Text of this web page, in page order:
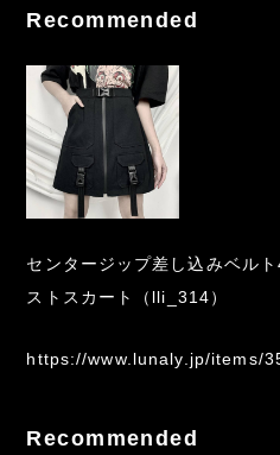
Recommended
センタージップ差し込みベル
ストスカート（lli_314）
https://www.lunaly.jp/items/
Recommended